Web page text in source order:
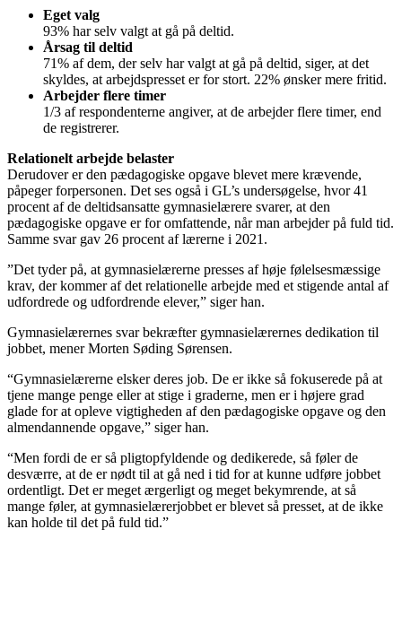
Eget valg
93% har selv valgt at gå på deltid.
Årsag til deltid
71% af dem, der selv har valgt at gå på deltid, siger, at det
skyldes, at arbejdspresset er for stort. 22% ønsker mere fritid.
Arbejder flere timer
1/3 af respondenterne angiver, at de arbejder flere timer, end
de registrerer.
Relationelt arbejde belaster
Derudover er den pædagogiske opgave blevet mere krævende,
påpeger forpersonen. Det ses også i GL’s undersøgelse, hvor 41
procent af de deltidsansatte gymnasielærere svarer, at den
pædagogiske opgave er for omfattende, når man arbejder på fuld tid.
Samme svar gav 26 procent af lærerne i 2021.
”Det tyder på, at gymnasielærerne presses af høje følelsesmæssige
krav, der kommer af det relationelle arbejde med et stigende antal af
udfordrede og udfordrende elever,” siger han.
Gymnasielærernes svar bekræfter gymnasielærernes dedikation til
jobbet, mener Morten Søding Sørensen.
“Gymnasielærerne elsker deres job. De er ikke så fokuserede på at
tjene mange penge eller at stige i graderne, men er i højere grad
glade for at opleve vigtigheden af den pædagogiske opgave og den
almendannende opgave,” siger han.
“Men fordi de er så pligtopfyldende og dedikerede, så føler de
desværre, at de er nødt til at gå ned i tid for at kunne udføre jobbet
ordentligt. Det er meget ærgerligt og meget bekymrende, at så
mange føler, at gymnasielærerjobbet er blevet så presset, at de ikke
kan holde til det på fuld tid.”